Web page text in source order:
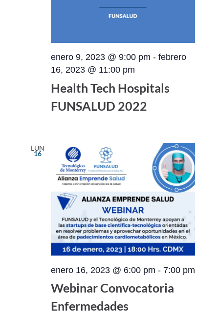
enero 9, 2023 @ 9:00 pm - febrero
16, 2023 @ 11:00 pm
Health Tech Hospitals
FUNSALUD 2022
LUN
16
enero 16, 2023 @ 6:00 pm - 7:00 pm
Webinar Convocatoria
Enfermedades